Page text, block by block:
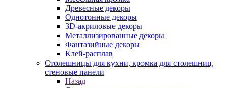
Древесные декоры
Однотонные декоры
3D-акриловые декоры
Металлизированные декоры
Фантазийные декоры
Клей-расплав
Столешницы для кухни, кромка для столешниц,
стеновые панели
Назад